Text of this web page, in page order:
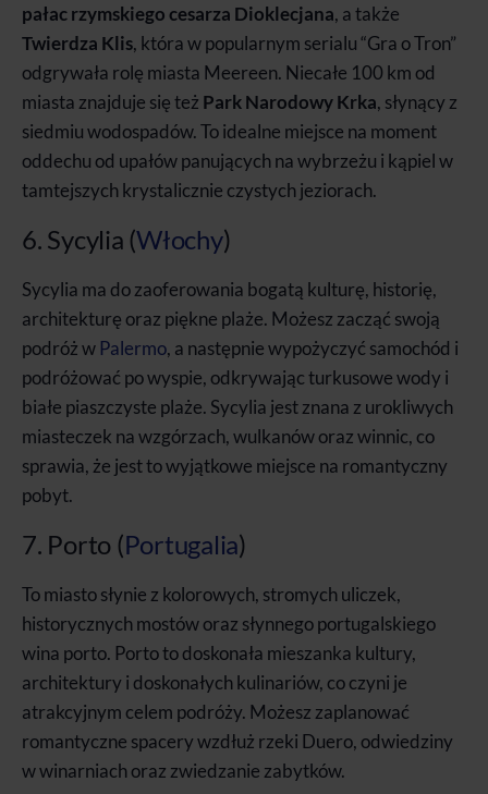
pałac rzymskiego cesarza Dioklecjana, a także
Twierdza Klis, która w popularnym serialu “Gra o Tron”
odgrywała rolę miasta Meereen. Niecałe 100 km od
miasta znajduje się też Park Narodowy Krka, słynący z
siedmiu wodospadów. To idealne miejsce na moment
oddechu od upałów panujących na wybrzeżu i kąpiel w
tamtejszych krystalicznie czystych jeziorach.
6. Sycylia (Włochy)
Sycylia ma do zaoferowania bogatą kulturę, historię,
architekturę oraz piękne plaże. Możesz zacząć swoją
podróż w Palermo, a następnie wypożyczyć samochód i
podróżować po wyspie, odkrywając turkusowe wody i
białe piaszczyste plaże. Sycylia jest znana z urokliwych
miasteczek na wzgórzach, wulkanów oraz winnic, co
sprawia, że jest to wyjątkowe miejsce na romantyczny
pobyt.
7. Porto (Portugalia)
To miasto słynie z kolorowych, stromych uliczek,
historycznych mostów oraz słynnego portugalskiego
wina porto. Porto to doskonała mieszanka kultury,
architektury i doskonałych kulinariów, co czyni je
atrakcyjnym celem podróży. Możesz zaplanować
romantyczne spacery wzdłuż rzeki Duero, odwiedziny
w winarniach oraz zwiedzanie zabytków.